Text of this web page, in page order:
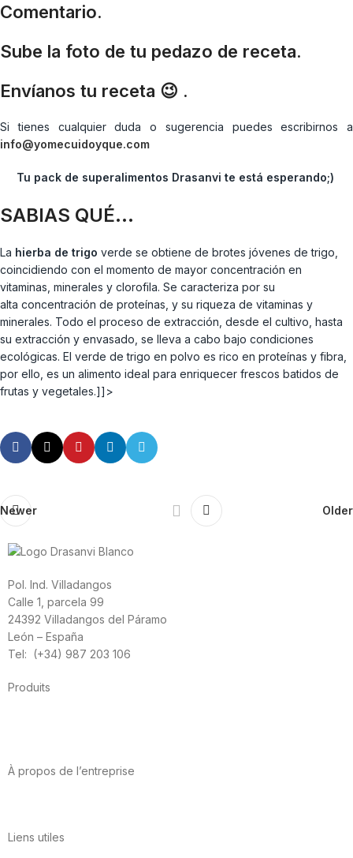
Comentario.
Sube la foto de tu pedazo de receta.
Envíanos tu receta 😉 .
Si tienes cualquier duda o sugerencia puedes escribirnos a
info@yomecuidoyque.com
Tu pack de superalimentos Drasanvi te está esperando;)
SABIAS QUÉ…
La hierba de trigo verde se obtiene de brotes jóvenes de trigo,
coincidiendo con el momento de mayor concentración en
vitaminas, minerales y clorofila. Se caracteriza por su
alta concentración de proteínas, y su riqueza de vitaminas y
minerales. Todo el proceso de extracción, desde el cultivo, hasta
su extracción y envasado, se lleva a cabo bajo condiciones
ecológicas. El verde de trigo en polvo es rico en proteínas y fibra,
por ello, es un alimento ideal para enriquecer frescos batidos de
frutas y vegetales.]]>
Newer Older
Pol. Ind. Villadangos
Calle 1, parcela 99
24392 Villadangos del Páramo
León – España
Tel: (+34) 987 203 106
Produits
À propos de l’entreprise
Liens utiles